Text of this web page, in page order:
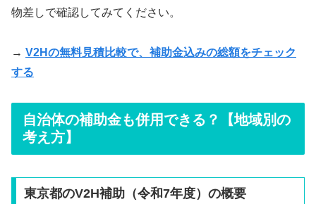
物差しで確認してみてください。
→ V2Hの無料見積比較で、補助金込みの総額をチェック
する
自治体の補助金も併用できる？【地域別の
考え方】
東京都のV2H補助（令和7年度）の概要